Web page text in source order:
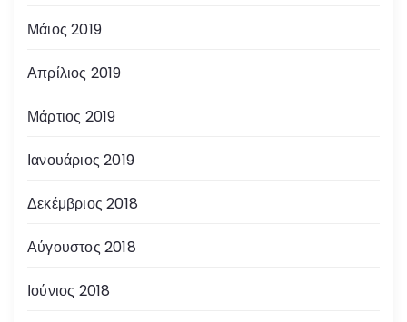
Μάιος 2019
Απρίλιος 2019
Μάρτιος 2019
Ιανουάριος 2019
Δεκέμβριος 2018
Αύγουστος 2018
Ιούνιος 2018